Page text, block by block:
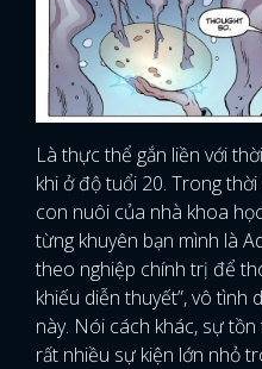
Là thực thể gắn liền với
khi ở độ tuổi 20. Trong
con nuôi của nhà khoa
từng khuyên bạn mình là
theo nghiệp chính trị để
khiếu diễn thuyết”, vô tình
này. Nói cách khác, sự
rất nhiều sự kiện lớn nhỏ